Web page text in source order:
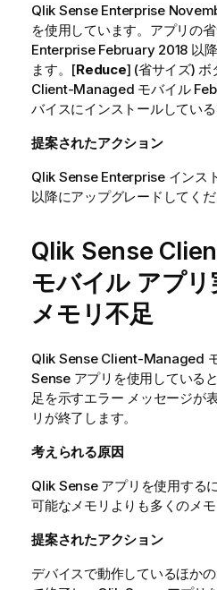
Qlik Sense Enterprise
を使用しています。アプリの
Enterprise February 2018 以
ます。[Reduce] (省サイズ) ボ
Client-Managed モバイル
バイスにインストールしている
提案されたアクション
Qlik Sense Enterpriseインス
以降にアップグレードしてくだ
Qlik Sense
モバイル アプ
メモリ不足
Qlik Sense Client-Managed
Senseアプリを使用している
足を示すエラー メッセージが表
リが終了します。
考えられる原因
Qlik Senseアプリを使用する
可能なメモリよりも多くのメモ
提案されたアクション
デバイスで動作しているほか